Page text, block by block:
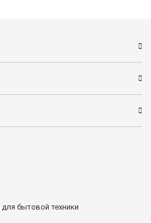
для бытовой техники